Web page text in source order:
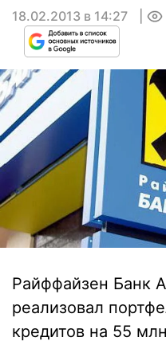
18.02.2013 в 14:27
Райффайзен Банк
реализовал
кредитов на 55